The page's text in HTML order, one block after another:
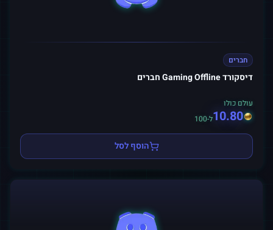
חברים
דיסקורד Gaming Offline חברים
עולם כולו
10.80ל-100
הוסף לסל